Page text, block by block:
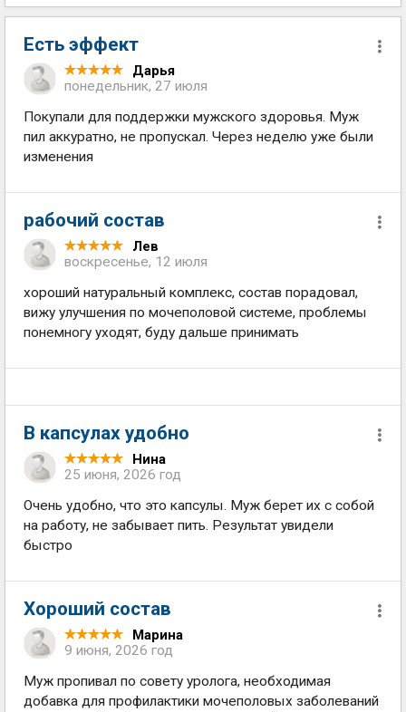
Есть эффект
Дарья
понедельник, 27 июля
Покупали для поддержки мужского здоровья. Муж
пил аккуратно, не пропускал. Через неделю уже были
изменения
рабочий состав
Лев
воскресенье, 12 июля
хороший натуральный комплекс, состав порадовал,
вижу улучшения по мочеполовой системе, проблемы
понемногу уходят, буду дальше принимать
В капсулах удобно
Нина
25 июня, 2026 год
Очень удобно, что это капсулы. Муж берет их с собой
на работу, не забывает пить. Результат увидели
быстро
Хороший состав
Марина
9 июня, 2026 год
Муж пропивал по совету уролога, необходимая
добавка для профилактики мочеполовых заболеваний